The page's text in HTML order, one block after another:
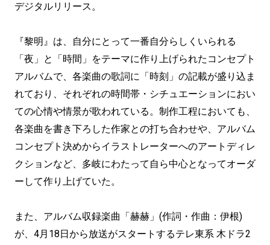
デジタルリリース。
『黎明』は、自分にとって一番自分らしくいられる
「夜」と「時間」をテーマに作り上げられたコンセプト
アルバムで、各楽曲の歌詞に「時刻」の記載が盛り込ま
れており、それぞれの時間帯・シチュエーションにおい
ての心情や情景が歌われている。制作工程においても、
各楽曲を書き下ろした作家との打ち合わせや、アルバム
コンセプト決めからイラストレーターへのアートディレ
クションなど、多岐にわたって自ら中心となってオーダ
ーして作り上げていた。
また、アルバム収録楽曲「赫赫」(作詞・作曲：伊根)
が、4月18日から放送がスタートするテレ東系 木ドラ2